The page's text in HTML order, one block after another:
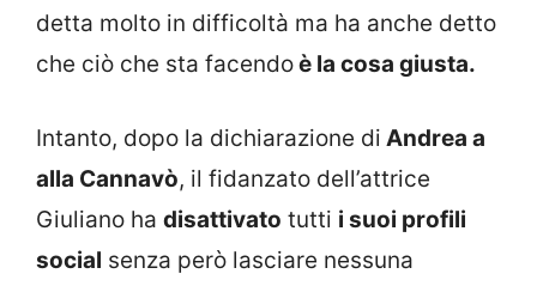
detta molto in difficoltà ma ha anche detto
che ciò che sta facendoè la cosa giusta.
Intanto, dopo la dichiarazione di Andrea a
alla Cannavò, il fidanzato dell’attrice
Giuliano ha disattivato tutti i suoi profili
social senza però lasciare nessuna